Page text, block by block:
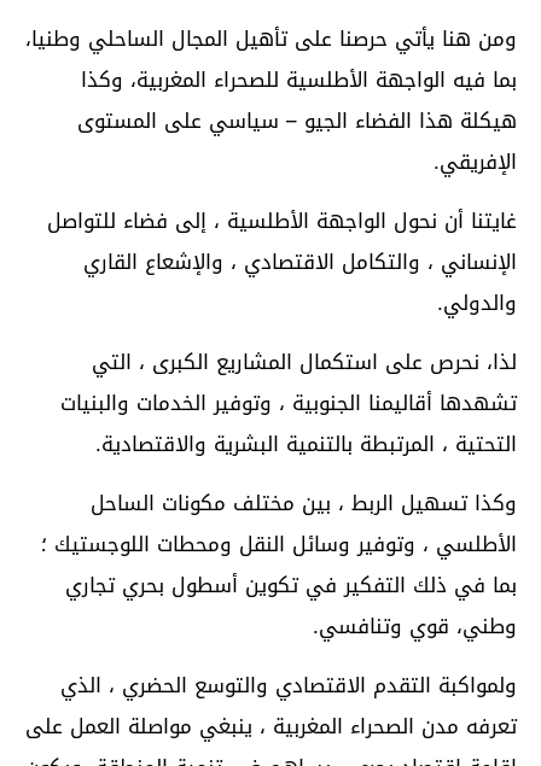
ومن هنا يأتي حرصنا على تأهيل المجال الساحلي وطنيا،
بما فيه الواجهة الأطلسية للصحراء المغربية، وكذا
هيكلة هذا الفضاء الجيو – سياسي على المستوى
الإفريقي.
غايتنا أن نحول الواجهة الأطلسية ، إلى فضاء للتواصل
الإنساني ، والتكامل الاقتصادي ، والإشعاع القاري
والدولي.
لذا، نحرص على استكمال المشاريع الكبرى ، التي
تشهدها أقاليمنا الجنوبية ، وتوفير الخدمات والبنيات
التحتية ، المرتبطة بالتنمية البشرية والاقتصادية.
وكذا تسهيل الربط ، بين مختلف مكونات الساحل
الأطلسي ، وتوفير وسائل النقل ومحطات اللوجستيك ؛
بما في ذلك التفكير في تكوين أسطول بحري تجاري
وطني، قوي وتنافسي.
ولمواكبة التقدم الاقتصادي والتوسع الحضري ، الذي
تعرفه مدن الصحراء المغربية ، ينبغي مواصلة العمل على